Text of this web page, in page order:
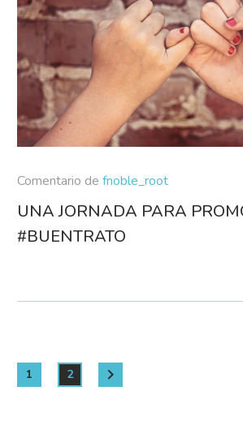
Comentario de fnoble_root
UNA JORNADA PARA
#BUENTRATO
1 2